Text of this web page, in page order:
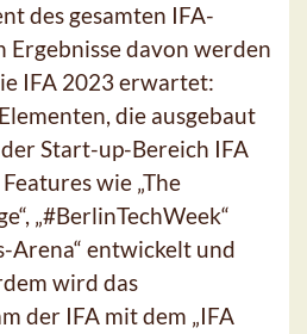
des gesamten IFA-
Ergebnisse davon werden
IFA 2023 erwartet:
die ausgebaut
Start-up-Bereich IFA
wie „The
„#BerlinTechWeek“
Arena“ entwickelt und
wird das
der IFA mit dem „IFA